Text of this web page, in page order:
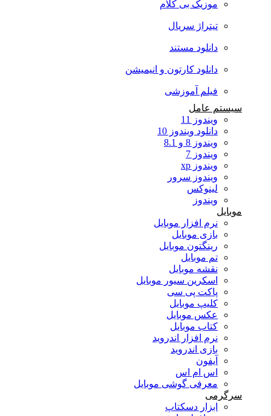
موزیک بی کلام
تیتراژ سریال
دانلود مستند
دانلود کارتون و انیمیشن
فیلم آموزشی
سیستم عامل
ویندوز 11
دانلود ویندوز 10
ویندوز 8 و 8.1
ویندوز 7
ویندوز xp
ویندوز سرور
لینوکس
ویندوز
موبایل
نرم افزار موبایل
بازی موبایل
رینگتون موبایل
تم موبایل
نقشه موبایل
اسکرین سیور موبایل
پاکت پی سی
کلیپ موبایل
عکس موبایل
کتاب موبایل
نرم افزار اندروید
بازی اندروید
آیفون
اس ام اس
معرفی گوشی موبایل
سرگرمی
ابزار دسکتاپ